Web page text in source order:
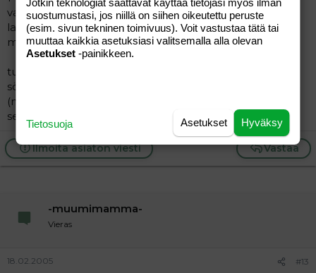
vaihtelee suklaapatukasta,lakritsimattoon tai
lauantaipussi elikkä vaan jotain pientä. myös sisut
menee.
tuo on kuitenkin pientä siihen että ennen laihdutusta
söin 7x viikossa suklaalevyn sekä 2-4 kertaa viikossa
(munkkeja tai viinereitä)
sekä torrstaisin sipsipussi
Vastaa
Ilmoita asiaton viesti
-muumimamma-
Vieras
18.02.2005 #13
suostumustasi, jos niillä on siihen oikeutettu peruste
(esim. sivun tekninen toimivuus). Voit vastustaa tätä tai
muuttaa kaikkia asetuksiasi valitsemalla alla olevan
Asetukset -painikkeen.
Hyväksy
Asetukset
Tietosuoja